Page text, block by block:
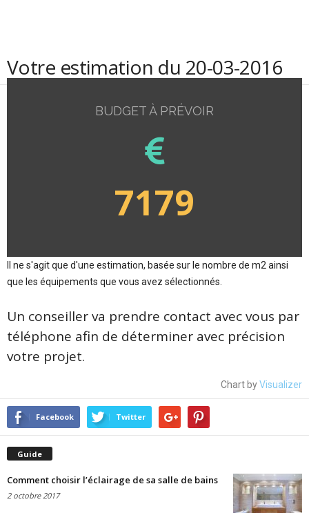
Votre estimation du 20-03-2016
BUDGET À PRÉVOIR
7179
Il ne s'agit que d'une estimation, basée sur le nombre de m2 ainsi
que les équipements que vous avez sélectionnés.
Un conseiller va prendre contact avec vous par
téléphone afin de déterminer avec précision
votre projet.
Chart byVisualizer
Facebook Twitter
Guide
Comment choisir l’éclairage de sa salle de bains
2 octobre 2017